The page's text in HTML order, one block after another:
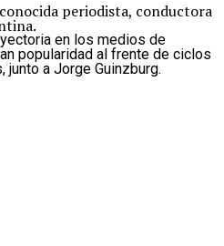
periodista, conductora
en los medios de
popularidad al frente de ciclos
junto a Jorge Guinzburg.
de entretenimiento,
en los últimos años habló
de salud mental y su